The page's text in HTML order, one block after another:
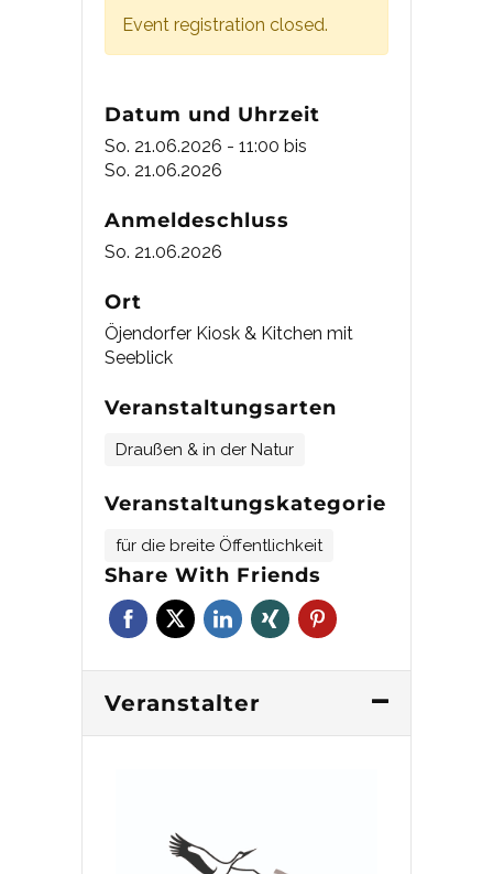
Event registration closed.
Datum und Uhrzeit
So. 21.06.2026 - 11:00 bis
So. 21.06.2026
Anmeldeschluss
So. 21.06.2026
Ort
Öjendorfer Kiosk & Kitchen mit
Seeblick
Veranstaltungsarten
Draußen & in der Natur
Veranstaltungskategorie
für die breite Öffentlichkeit
Share With Friends
Veranstalter